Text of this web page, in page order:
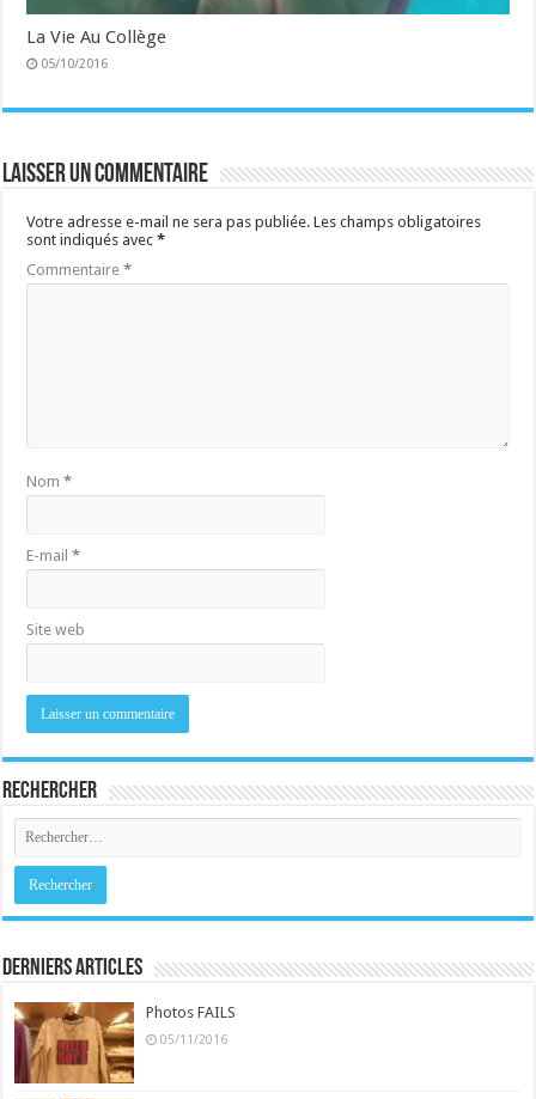
La Vie Au Collège
05/10/2016
Laisser un commentaire
Votre adresse e-mail ne sera pas publiée. Les champs obligatoires
sont indiqués avec*
Commentaire*
Nom*
E-mail*
Site web
Rechercher
Derniers Articles
Photos FAILS
05/11/2016